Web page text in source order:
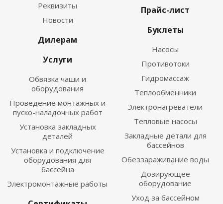
Реквизиты
Новости
Дилерам
Услуги
Обвязка чаши и
оборудования
Проведение монтажных и
пуско-наладочных работ
Установка закладных
деталей
Установка и подключение
оборудования для
бассейна
Электромонтажные работы
Прайс-лист
Буклеты
Насосы
Противотоки
Гидромассаж
Теплообменники
Электронагреватели
Тепловые насосы
Закладные детали для
бассейнов
Обеззараживание воды
Дозирующее
оборудование
Уход за бассейном